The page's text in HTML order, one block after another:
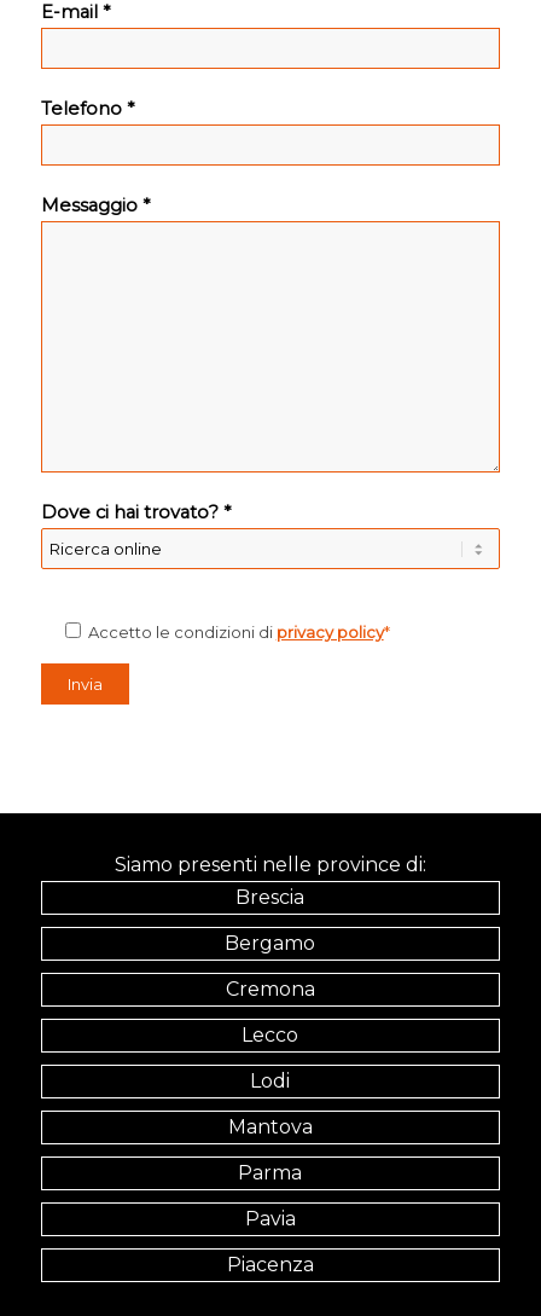
E-mail *
Telefono *
Messaggio *
Dove ci hai trovato? *
Accetto le condizioni di privacy policy*
Siamo presenti nelle province di:
Brescia
Bergamo
Cremona
Lecco
Lodi
Mantova
Parma
Pavia
Piacenza